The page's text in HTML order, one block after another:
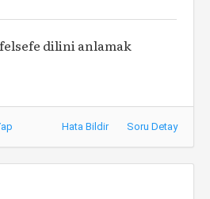
dilini anlamak
Hata Bildir Soru Detay